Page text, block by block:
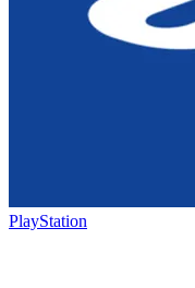
PlayStation